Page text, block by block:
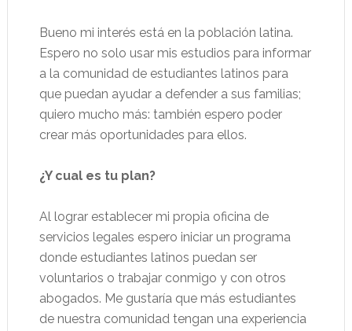
Bueno mi interés está en la población latina.
Espero no solo usar mis estudios para informar
a la comunidad de estudiantes latinos para
que puedan ayudar a defender a sus familias;
quiero mucho más: también espero poder
crear más oportunidades para ellos.
¿Y cual es tu plan?
Al lograr establecer mi propia oficina de
servicios legales espero iniciar un programa
donde estudiantes latinos puedan ser
voluntarios o trabajar conmigo y con otros
abogados. Me gustaría que más estudiantes
de nuestra comunidad tengan una experiencia